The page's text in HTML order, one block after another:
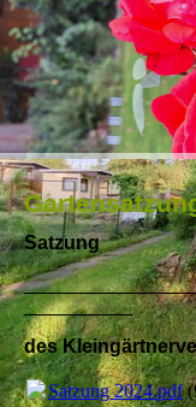
Satzung
__________
des
Satzung 2024.pdf